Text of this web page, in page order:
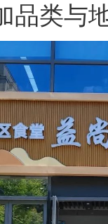
品类与